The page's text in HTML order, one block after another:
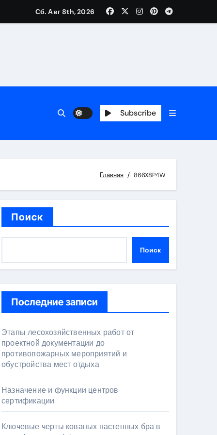
и обустройства мест отдыха
Сб. Авг 8th, 2026
Subscribe
Главная 866X8P4W
Поиск
Поиск
Последние записи
Этапы лесохозяйственных работ от
проектной документации до
противопожарных мероприятий и
обустройства мест отдыха
Назначение и функции центров
сертификации
Ключевые черты кованых настенных бра в